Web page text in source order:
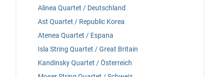
Alinea Quartet / Deutschland
Ast Quartet / Republic Korea
Atenea Quartet / Espana
Isla String Quartet / Great Britain
Kandinsky Quartet / Österreich